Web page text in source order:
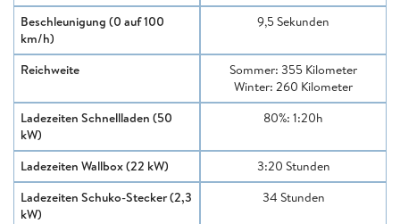
Beschleunigung (0 auf 100
km/h)
9,5 Sekunden
Reichweite
Sommer: 355 Kilometer
Winter: 260 Kilometer
Ladezeiten Schnellladen (50
kW)
80%: 1:20h
Ladezeiten Wallbox (22 kW)
3:20 Stunden
Ladezeiten Schuko-Stecker (2,3
kW)
34 Stunden